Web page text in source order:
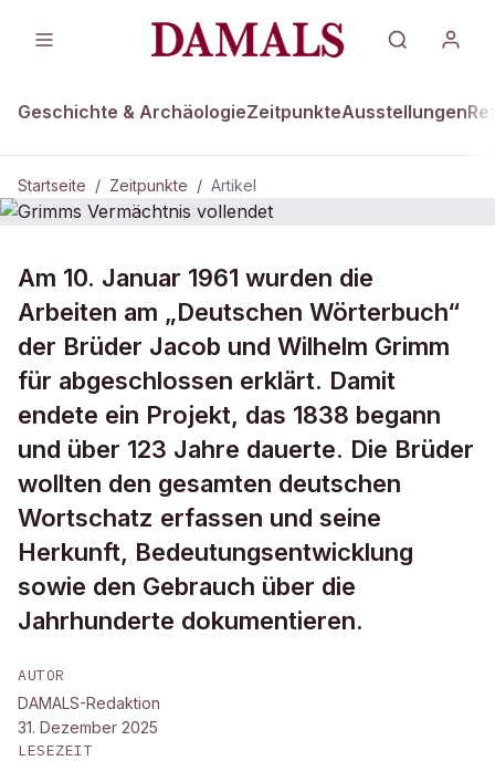
Geschichte & ArchäologieZeitpunkteAusstellungen
Startseite / Zeitpunkte / Artikel
Grimms Vermächtnis vollendet
Am 10. Januar 1961 wurden die
Arbeiten am „Deutschen Wörterbuch“
der Brüder Jacob und Wilhelm Grimm
für abgeschlossen erklärt. Damit
endete ein Projekt, das 1838 begann
und über 123 Jahre dauerte. Die Brüder
wollten den gesamten deutschen
Wortschatz erfassen und seine
Herkunft, Bedeutungsentwicklung
sowie den Gebrauch über die
Jahrhunderte dokumentieren.
AUTOR
DAMALS-Redaktion
31. Dezember 2025
LESEZEIT